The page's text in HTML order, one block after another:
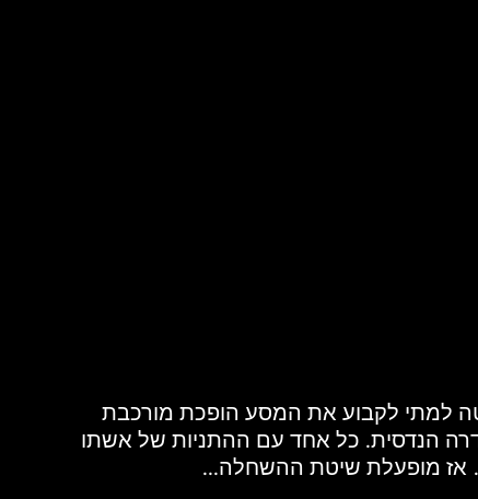
למתי לקבוע את המסע הופכת מורכבת
הנדסית. כל אחד עם ההתניות של אשתו
אז מופעלת שיטת ההשחלה...